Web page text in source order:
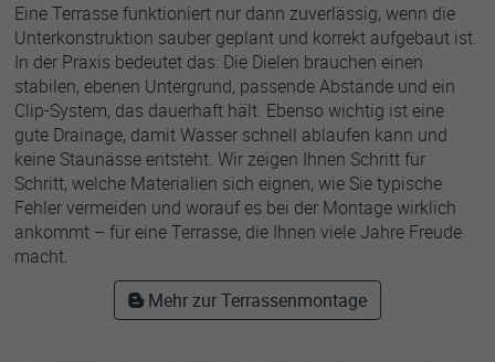
Eine Terrasse funktioniert nur dann zuverlässig, wenn die
Unterkonstruktion sauber geplant und korrekt aufgebaut ist.
In der Praxis bedeutet das: Die Dielen brauchen einen
stabilen, ebenen Untergrund, passende Abstände und ein
Clip-System, das dauerhaft hält. Ebenso wichtig ist eine
gute Drainage, damit Wasser schnell ablaufen kann und
keine Staunässe entsteht. Wir zeigen Ihnen Schritt für
Schritt, welche Materialien sich eignen, wie Sie typische
Fehler vermeiden und worauf es bei der Montage wirklich
ankommt – für eine Terrasse, die Ihnen viele Jahre Freude
macht.
Mehr zur Terrassenmontage